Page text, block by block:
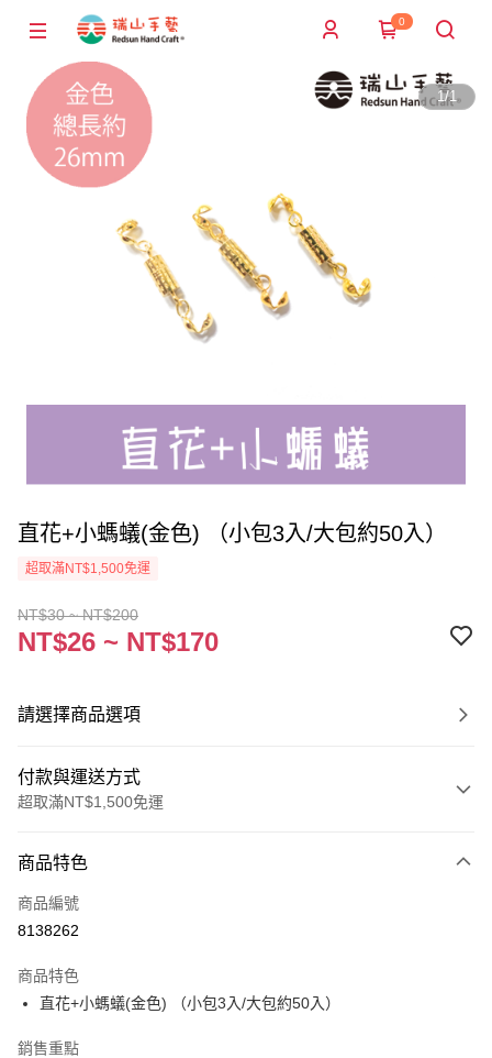
0
1/1
直花+小螞蟻(金色) （小包3入/大包約50入）
超取滿NT$1,500免運
NT$30 ~ NT$200
NT$26 ~ NT$170
請選擇商品選項
付款與運送方式
超取滿NT$1,500免運
信用卡一次付款
超商取貨付款
街口支付
悠遊付
商品特色
商品編號
8138262
商品特色
直花+小螞蟻(金色) （小包3入/大包約50入）
銷售重點